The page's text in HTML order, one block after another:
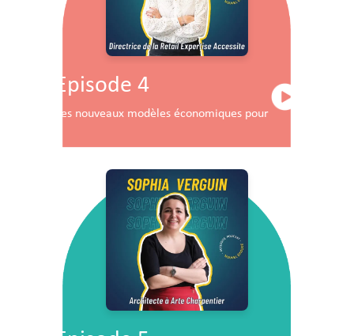
Episode 4
Les nouveaux modèles économiques pour les centres